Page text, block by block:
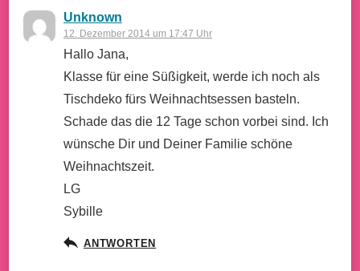
Unknown
12. Dezember 2014 um 17:47 Uhr
Hallo Jana,
Klasse für eine Süßigkeit, werde ich noch als
Tischdeko fürs Weihnachtsessen basteln.
Schade das die 12 Tage schon vorbei sind. Ich
wünsche Dir und Deiner Familie schöne
Weihnachtszeit.
LG
Sybille
ANTWORTEN